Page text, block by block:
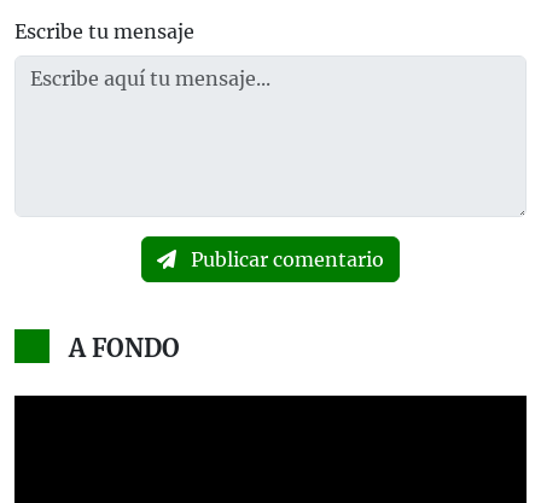
Escribe tu mensaje
Publicar comentario
A FONDO